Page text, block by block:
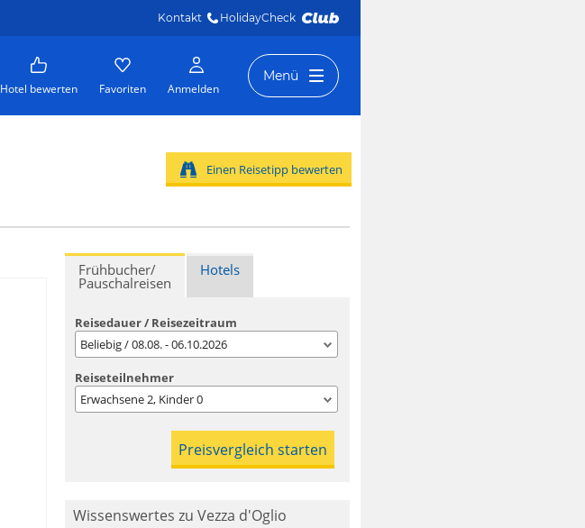
Kontakt HolidayCheck
Hotel bewerten Favoriten Anmelden
Menü
Einen Reisetipp bewerten
Frühbucher/
Pauschalreisen
Hotels
Reisedauer / Reisezeitraum
Beliebig / 08.08. - 06.10.2026
Reiseteilnehmer
Erwachsene2, Kinder0
Wissenswertes zu Vezza d'Oglio